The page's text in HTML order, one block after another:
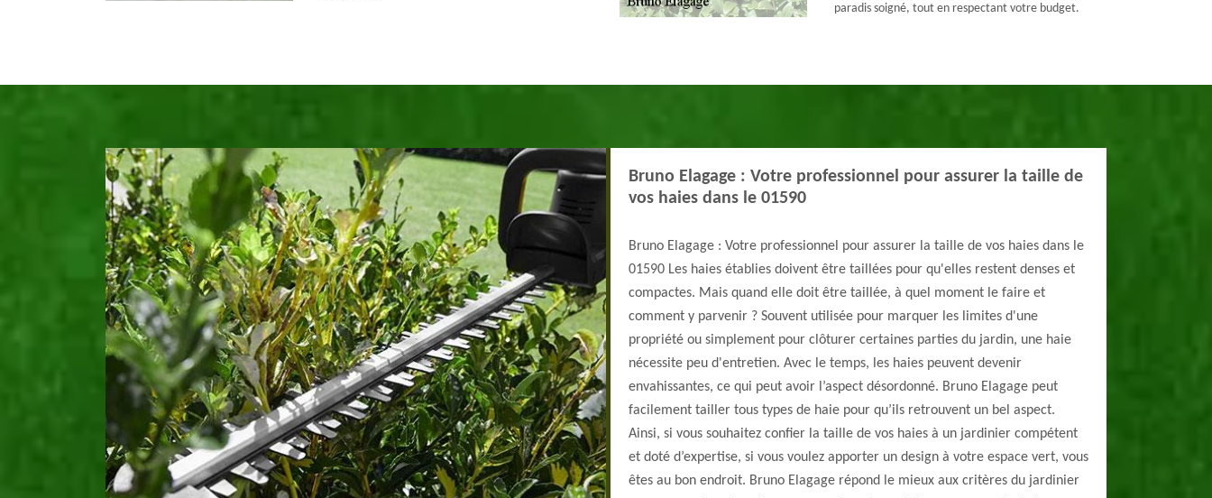
paradis soigné, tout en respectant votre budget.
Bruno Elagage : Votre professionnel pour assurer la taille de
vos haies dans le 01590
Bruno Elagage : Votre professionnel pour assurer la taille de vos haies dans le
01590 Les haies établies doivent être taillées pour qu'elles restent denses et
compactes. Mais quand elle doit être taillée, à quel moment le faire et
comment y parvenir ? Souvent utilisée pour marquer les limites d'une
propriété ou simplement pour clôturer certaines parties du jardin, une haie
nécessite peu d'entretien. Avec le temps, les haies peuvent devenir
envahissantes, ce qui peut avoir l’aspect désordonné. Bruno Elagage peut
facilement tailler tous types de haie pour qu’ils retrouvent un bel aspect.
Ainsi, si vous souhaitez confier la taille de vos haies à un jardinier compétent
et doté d’expertise, si vous voulez apporter un design à votre espace vert, vous
êtes au bon endroit. Bruno Elagage répond le mieux aux critères du jardinier